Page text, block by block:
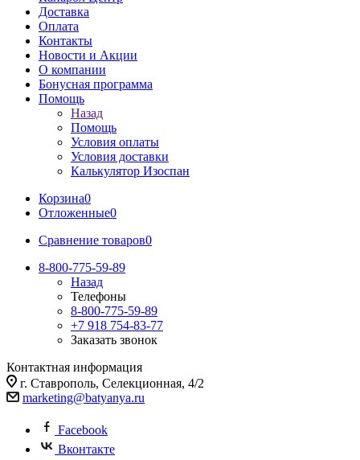
Доставка
Оплата
Контакты
Новости и Акции
О компании
Бонусная программа
Помощь
Назад
Помощь
Условия оплаты
Условия доставки
Калькулятор Изоспан
Корзина0
Отложенные0
Сравнение товаров0
8-800-775-59-89
Назад
Телефоны
8-800-775-59-89
+7 918 754-83-77
Заказать звонок
Контактная информация
г. Ставрополь, Селекционная, 4/2
marketing@batyanya.ru
Facebook
Вконтакте